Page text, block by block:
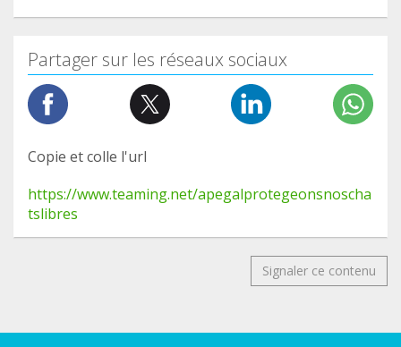
Partager sur les réseaux sociaux
Copie et colle l'url
https://www.teaming.net/apegalprotegeonsnoscha
tslibres
Signaler ce contenu